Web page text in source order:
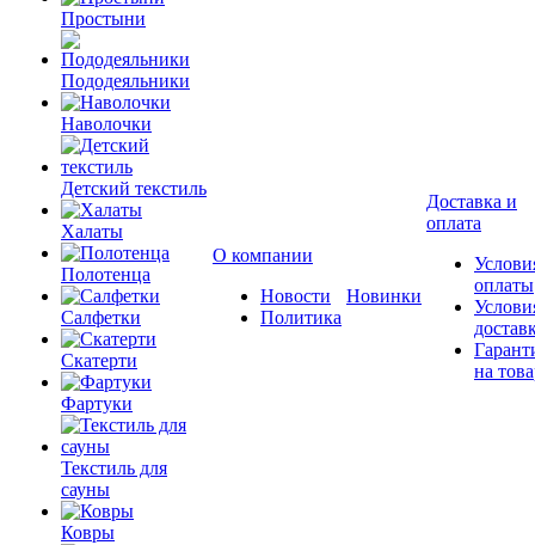
Простыни
Пододеяльники
Наволочки
Детский текстиль
Халаты
Полотенца
Салфетки
Скатерти
Фартуки
Текстиль для
сауны
Ковры
О компании
Новости
Политика
Новинки
Доставка и
оплата
оплаты
на